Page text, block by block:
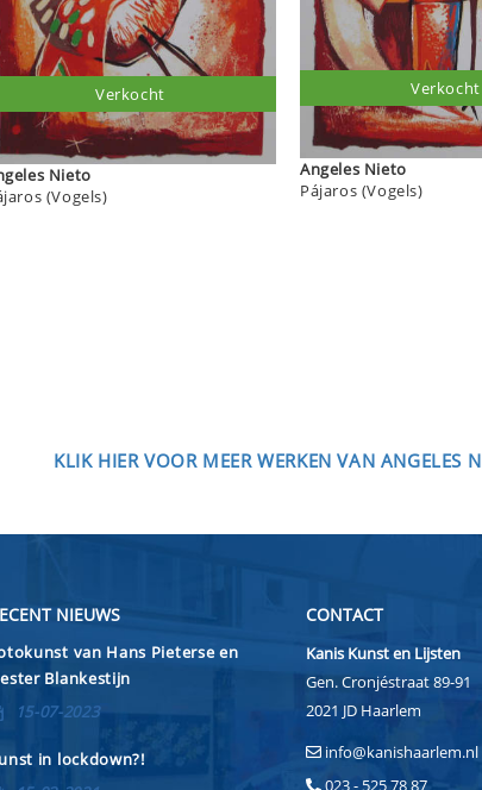
Angeles Nieto
(Vogels)
Verkocht
Angeles Nieto
Pájaros (Vogels)
Verkocht
KLIK HIER VOOR MEER WERKEN VAN ANGELES
NIEUWS
van Hans Pieterse en
Blankestijn
15-07-2023
in lockdown?!
CONTACT
Kanis Kunst en Lijsten
Gen. Cronjéstraat 89-91
2021 JD Haarlem
info@kanishaarlem.nl
023 - 525 78 87